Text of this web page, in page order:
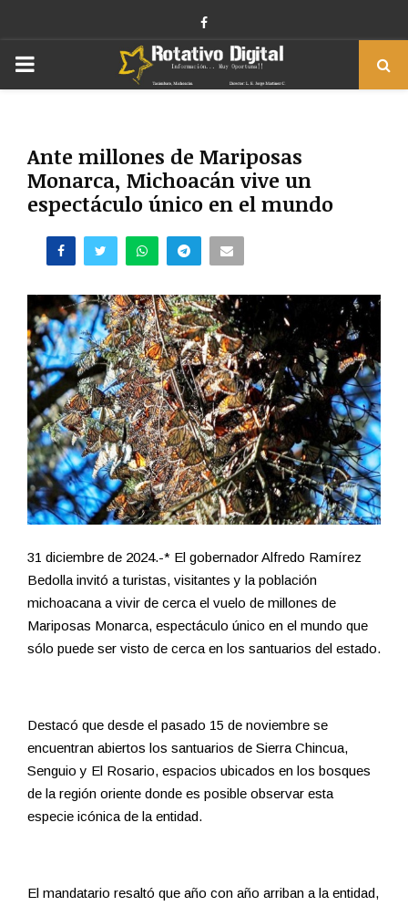
Facebook
PRIMARY
Ante millones de Mariposas
Monarca, Michoacán vive un
espectáculo único en el mundo
31 diciembre de 2024.-* El gobernador Alfredo Ramírez
Bedolla invitó a turistas, visitantes y la población
michoacana a vivir de cerca el vuelo de millones de
Mariposas Monarca, espectáculo único en el mundo que
sólo puede ser visto de cerca en los santuarios del estado.
Destacó que desde el pasado 15 de noviembre se
encuentran abiertos los santuarios de Sierra Chincua,
Senguio y El Rosario, espacios ubicados en los bosques
de la región oriente donde es posible observar esta
especie icónica de la entidad.
El mandatario resaltó que año con año arriban a la entidad,